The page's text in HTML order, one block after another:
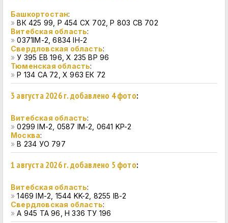
Башкортостан:
»ВК 425 99, Р 454 СХ 702, Р 803 СВ 702
Витебская область:
»0371IM-2, 6834 IH-2
Свердловская область:
»У 395 ЕВ 196, Х 235 ВР 96
Тюменская область:
»Р 134 СА 72, Х 963 ЕК 72
3 августа 2026 г. добавлено 4 фото:
Витебская область:
»0299 IM-2, 0587 IM-2, 0641 KP-2
Москва:
»В 234 УО 797
1 августа 2026 г. добавлено 5 фото:
Витебская область:
»1469 IM-2, 1544 KK-2, 8255 IB-2
Свердловская область:
»А 945 ТА 96, Н 336 ТУ 196